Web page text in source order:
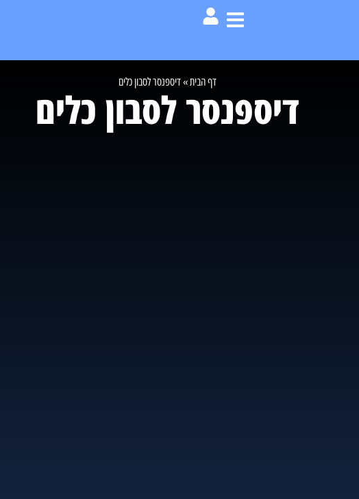
דף הבית»דיספנסר לסבון כלים
דיספנסר לסבון כלים